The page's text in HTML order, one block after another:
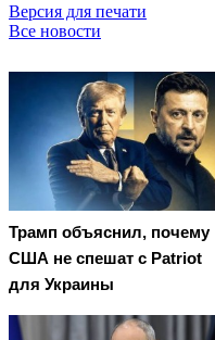
Версия для печати
Все новости
Трамп объяснил, почему
США не спешат с Patriot
для Украины